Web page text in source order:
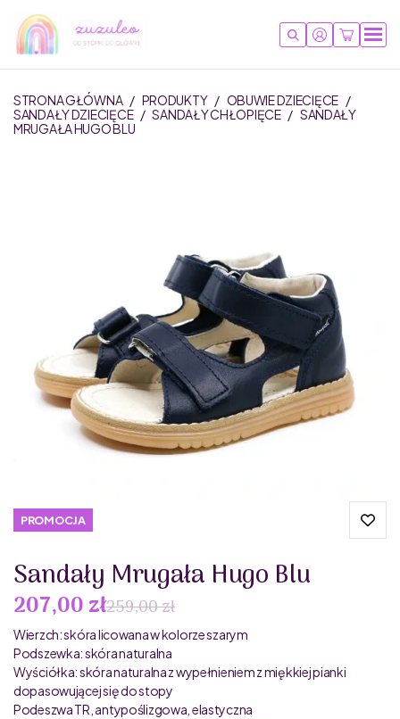
STRONA GŁÓWNA / PRODUKTY / OBUWIE DZIECIĘCE /
SANDAŁY DZIECIĘCE / SANDAŁY CHŁOPIĘCE / SANDAŁY
MRUGAŁA HUGO BLU
PROMOCJA
Sandały Mrugała Hugo Blu
207,00 zł259,00 zł
Wierzch: skóra licowana w kolorze szarym
Podszewka: skóra naturalna
Wyściółka: skóra naturalna z wypełnieniem z miękkiej pianki
dopasowującej się do stopy
Podeszwa TR, antypoślizgowa, elastyczna